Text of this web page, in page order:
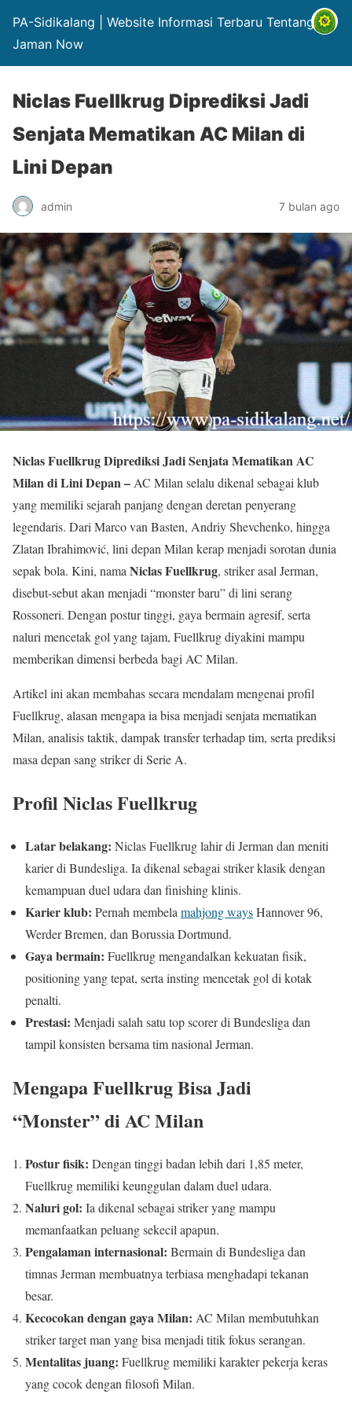
PA-Sidikalang | Website Informasi Terbaru Tentang Hp
Jaman Now
Niclas Fuellkrug Diprediksi Jadi
Senjata Mematikan AC Milan di
Lini Depan
admin 7 bulan ago
Niclas Fuellkrug Diprediksi Jadi Senjata Mematikan AC
Milan di Lini Depan – AC Milan selalu dikenal sebagai klub
yang memiliki sejarah panjang dengan deretan penyerang
legendaris. Dari Marco van Basten, Andriy Shevchenko, hingga
Zlatan Ibrahimović, lini depan Milan kerap menjadi sorotan dunia
sepak bola. Kini, nama Niclas Fuellkrug, striker asal Jerman,
disebut-sebut akan menjadi “monster baru” di lini serang
Rossoneri. Dengan postur tinggi, gaya bermain agresif, serta
naluri mencetak gol yang tajam, Fuellkrug diyakini mampu
memberikan dimensi berbeda bagi AC Milan.
Artikel ini akan membahas secara mendalam mengenai profil
Fuellkrug, alasan mengapa ia bisa menjadi senjata mematikan
Milan, analisis taktik, dampak transfer terhadap tim, serta prediksi
masa depan sang striker di Serie A.
Profil Niclas Fuellkrug
Latar belakang: Niclas Fuellkrug lahir di Jerman dan meniti
karier di Bundesliga. Ia dikenal sebagai striker klasik dengan
kemampuan duel udara dan finishing klinis.
Karier klub: Pernah membela mahjong waysHannover 96,
Werder Bremen, dan Borussia Dortmund.
Gaya bermain: Fuellkrug mengandalkan kekuatan fisik,
positioning yang tepat, serta insting mencetak gol di kotak
penalti.
Prestasi: Menjadi salah satu top scorer di Bundesliga dan
tampil konsisten bersama tim nasional Jerman.
Mengapa Fuellkrug Bisa Jadi
“Monster” di AC Milan
Postur fisik: Dengan tinggi badan lebih dari 1,85 meter,
Fuellkrug memiliki keunggulan dalam duel udara.
Naluri gol: Ia dikenal sebagai striker yang mampu
memanfaatkan peluang sekecil apapun.
Pengalaman internasional: Bermain di Bundesliga dan
timnas Jerman membuatnya terbiasa menghadapi tekanan
besar.
Kecocokan dengan gaya Milan: AC Milan membutuhkan
striker target man yang bisa menjadi titik fokus serangan.
Mentalitas juang: Fuellkrug memiliki karakter pekerja keras
yang cocok dengan filosofi Milan.